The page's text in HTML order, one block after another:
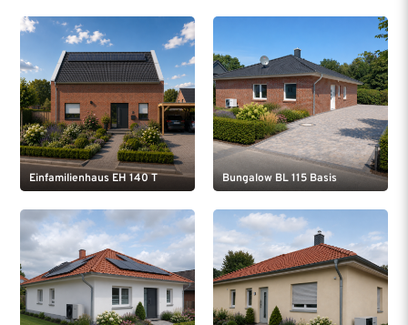
Einfamilienhaus EH 140 T Bungalow BL 115 Basis